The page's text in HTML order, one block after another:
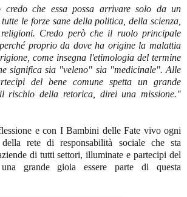
che essa possa arrivare solo da un
le forze sane della politica, della scienza,
Credo però che il ruolo principale
proprio da dove ha origine la malattia
come insegna l'etimologia del termine
significa sia "veleno" sia "medicinale". Alle
del bene comune spetta un grande
rischio della retorica, direi una missione."
e con I Bambini delle Fate vivo ogni
rete di responsabilità sociale che sta
di tutti settori, illuminate e partecipi del
grande gioia essere parte di questa